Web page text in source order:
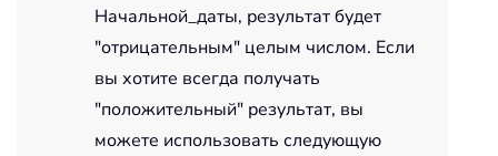
Начальной_даты, результат будет
"отрицательным" целым числом. Если
вы хотите всегда получать
"положительный" результат, вы
можете использовать следующую